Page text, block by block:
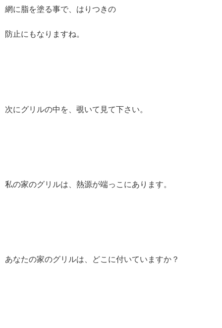
網に脂を塗る事で、はりつきの
防止にもなりますね。
次にグリルの中を、覗いて見て下さい。
私の家のグリルは、熱源が端っこにあります。
あなたの家のグリルは、どこに付いていますか？